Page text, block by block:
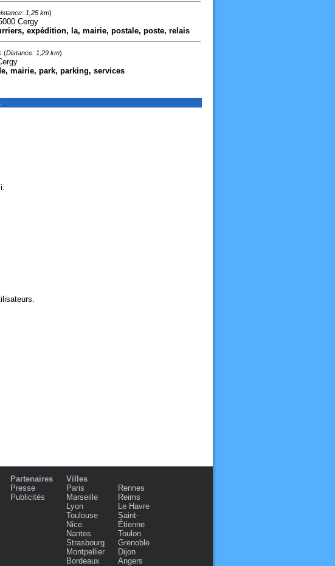
1,25 km)
Cergy
expédition, la, mairie, postale, poste, relais
(Distance: 1,29 km)
mairie, park, parking, services
Partenaires
Presse
Publicités
Villes
Paris
Marseille
Lyon
Toulouse
Nice
Nantes
Strasbourg
Montpellier
Bordeaux
Rennes
Reims
Le Havre
Saint-
Étienne
Toulon
Grenoble
Dijon
Angers